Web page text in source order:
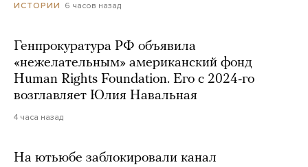
ИСТОРИИ 6 часов назад
Генпрокуратура РФ объявила
«нежелательным» американский фонд
Human Rights Foundation. Его с 2024-го
возглавляет Юлия Навальная
4 часа назад
На ютьюбе заблокировали канал